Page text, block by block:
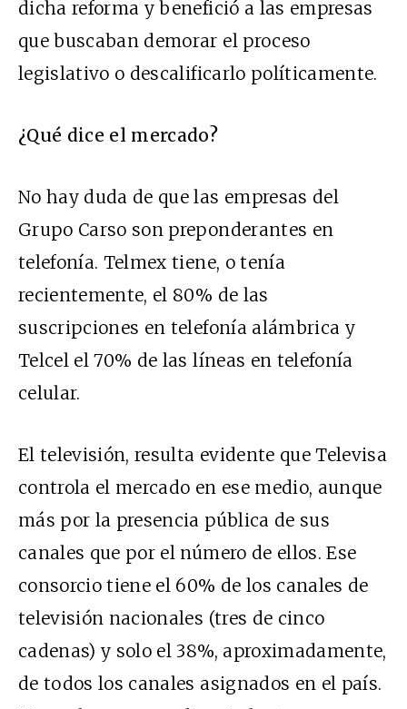
dicha reforma y benefició a las empresas
que buscaban demorar el proceso
legislativo o descalificarlo políticamente.
¿Qué dice el mercado?
No hay duda de que las empresas del
Grupo Carso son preponderantes en
telefonía. Telmex tiene, o tenía
recientemente, el 80% de las
suscripciones en telefonía alámbrica y
Telcel el 70% de las líneas en telefonía
celular.
El televisión, resulta evidente que Televisa
controla el mercado en ese medio, aunque
más por la presencia pública de sus
canales que por el número de ellos. Ese
consorcio tiene el 60% de los canales de
televisión nacionales (tres de cinco
cadenas) y solo el 38%, aproximadamente,
de todos los canales asignados en el país.